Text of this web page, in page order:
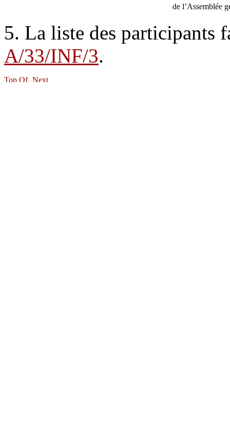
de l’Assemblée
5. La liste des participants
A/33/INF/3.